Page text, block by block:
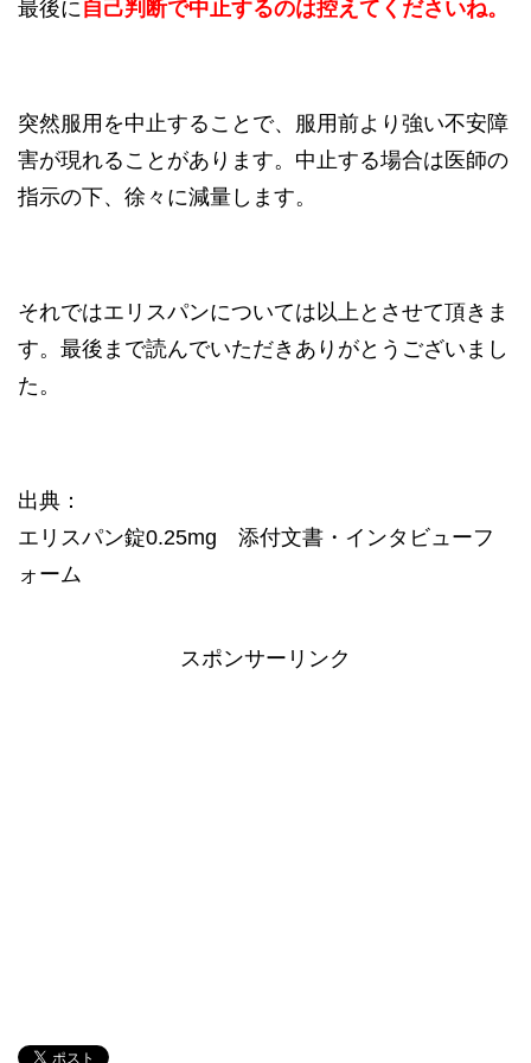
最後に 自己判断で中止するのは控えてくださいね。
突然服用を中止することで、服用前より強い不安障
害が現れることがあります。中止する場合は医師の
指示の下、徐々に減量します。
それではエリスパンについては以上とさせて頂きま
す。最後まで読んでいただきありがとうございまし
た。
出典：
エリスパン錠0.25mg 添付文書・インタビューフ
ォーム
スポンサーリンク